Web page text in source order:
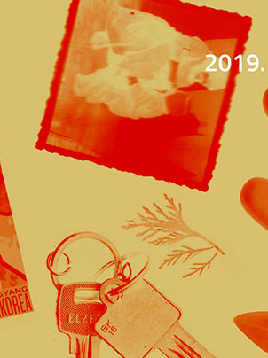
Jump to navigation